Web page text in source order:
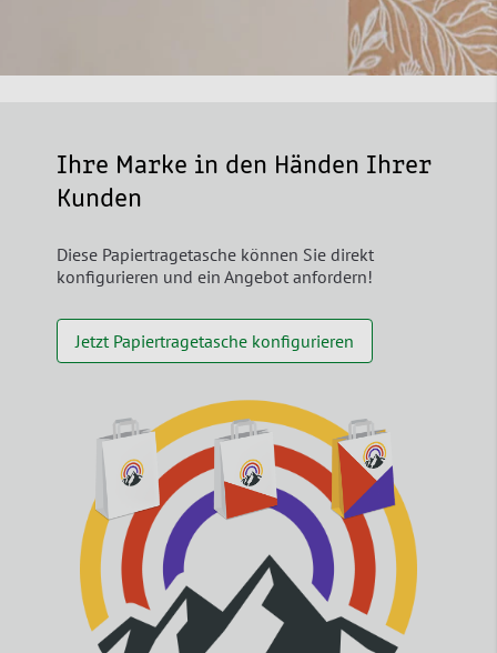
Ihre Marke in den Händen Ihrer
Kunden
Diese Papiertragetasche können Sie direkt
konfigurieren und ein Angebot anfordern!
Jetzt Papiertragetasche konfigurieren